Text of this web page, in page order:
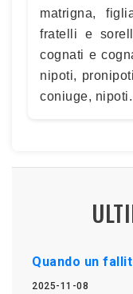
matrigna,
fratelli e
cognati e
nipoti,
coniuge, nipoti.
Quando un
2025-11-08